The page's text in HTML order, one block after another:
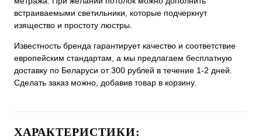
встраиваемыми светильники, которые подчеркнут
изящество и простоту люстры.
Известность бренда гарантирует качество и соответствие
европейским стандартам, а мы предлагаем бесплатную
доставку по Беларуси от 300 рублей в течение 1-2 дней.
Сделать заказ можно, добавив товар в корзину.
ХАРАКТЕРИСТИКИ: